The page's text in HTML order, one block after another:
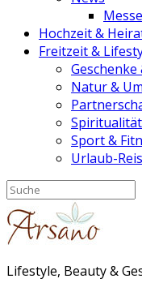
Hochzeit &
Freitzeit &
Geschenke
Natur &
Spiritualität
Sport &
Urlaub-
Lifestyle, Beauty &